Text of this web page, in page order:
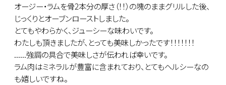
オージー・ラムを骨2本分の厚さ（！！）の塊のままグリルした後、
じっくりとオーブンローストしました。
とてもやわらかく、ジューシーな味わいです。
わたしも頂きましたが、とっても美味しかったです！！！！！！！
......強調の具合で美味しさが伝われば幸いです。
ラム肉はミネラルが豊富に含まれており、とてもヘルシーなの
も嬉しいですね。